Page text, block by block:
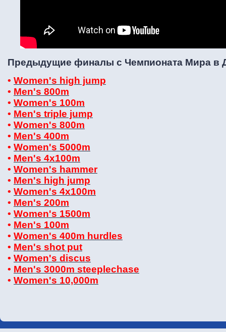
Предыдущие финалы с Чемпионата Мира в
• Women's high jump
• Men's 800m
• Women's 100m
• Men's triple jump
• Women's 800m
• Men's 400m
• Women's 5000m
• Men's 4x100m
• Women's hammer
• Men's high jump
• Women's 4x100m
• Men's 200m
• Women's 1500m
• Men's 100m
• Women's 400m hurdles
• Men's shot put
• Women's discus
• Men's 3000m steeplechase
• Women's 10,000m